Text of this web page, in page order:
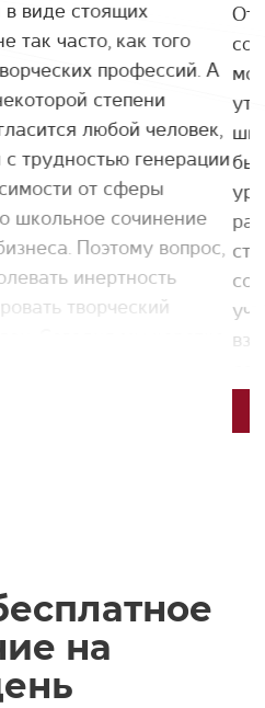
в виде стоящих
так часто, как того
профессий. А
степени
любой человек,
трудностью генерации
от сферы
школьное сочинение
Поэтому вопрос,
инертность
творческий
в одной из
на